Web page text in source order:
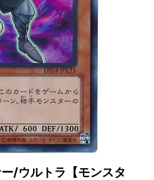
/ウルトラ【モンスタ